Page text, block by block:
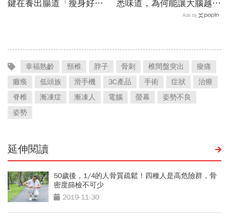
鍵在養出腸道「瘦身好
悉味道，為何能讓大腦越聞
越靈光？醫師：每天幾分
Ads by
幸福熟齡 頸椎 脖子 骨刺 椎間盤突出
痠痛
癱瘓
低頭族 滑手機 3C產品 手術 症狀
治療
脊椎
漸凍症 漸凍人 電腦 螢幕
姿勢不良
姿勢
延伸閱讀
50歲後，1/4的人骨質疏鬆！四種人是高危險群，骨
密度篩檢不可少
2019-11-30